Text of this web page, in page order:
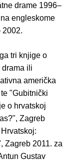
drame 1996‒
engleskome
2002.
tri knjige o
ili
američka
"Gubitnički
o hrvatskoj
Zagreb
Zagreb 2011. za
Gustav